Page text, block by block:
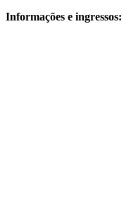
Informações e ingressos: